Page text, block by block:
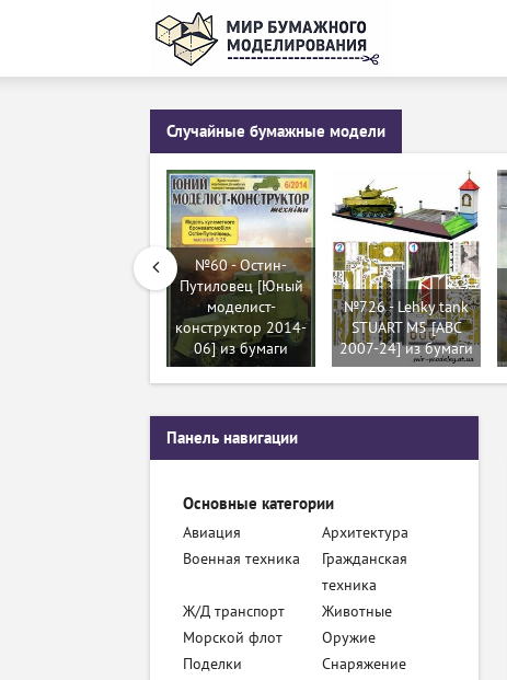
Случайные бумажные модели
№60 - Остин-
Путиловец [Юный
моделист-
конструктор 2014-
06] из бумаги
№726 - Lehky tank
STUART M5 [ABC
2007-24] из бумаги
Панель навигации
Основные категории
Авиация
Архитектура
Военная техника
Гражданская
техника
Ж/Д транспорт
Животные
Морской флот
Оружие
Поделки
Снаряжение